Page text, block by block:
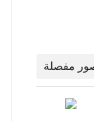
مفصلة